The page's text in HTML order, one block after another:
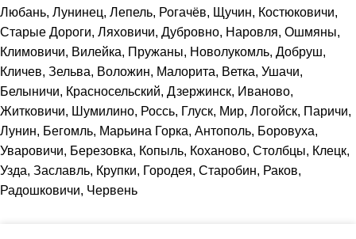
Любань, Лунинец, Лепель, Рогачёв, Щучин, Костюковичи,
Старые Дороги, Ляховичи, Дубровно, Наровля, Ошмяны,
Климовичи, Вилейка, Пружаны, Новолукомль, Добруш,
Кличев, Зельва, Воложин, Малорита, Ветка, Ушачи,
Белыничи, Красносельский, Дзержинск, Иваново,
Житковичи, Шумилино, Россь, Глуск, Мир, Логойск, Паричи,
Лунин, Бегомль, Марьина Горка, Антополь, Боровуха,
Уваровичи, Березовка, Копыль, Коханово, Столбцы, Клецк,
Узда, Заславль, Крупки, Городея, Старобин, Раков,
Радошковичи, Червень